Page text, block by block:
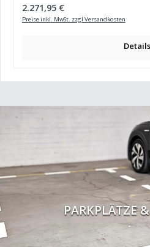
Regulärer Preis:
2.271,95 €
Preise inkl. MwSt. zzgl Versandkosten
Details
PARKPLÄTZE